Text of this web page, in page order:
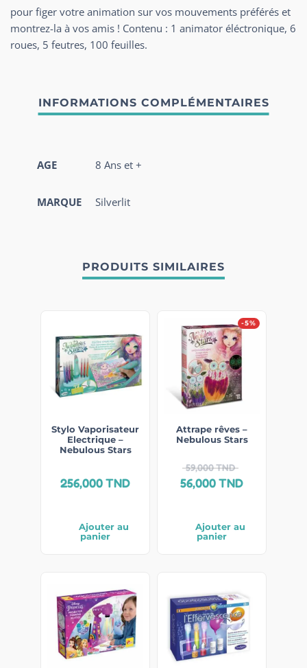
pour figer votre animation sur vos mouvements préférés et
montrez-la à vos amis ! Contenu : 1 animator éléctronique, 6
roues, 5 feutres, 100 feuilles.
AGE 8 Ans et +
MARQUE Silverlit
PRODUITS SIMILAIRES
Stylo Vaporisateur
Electrique –
Nebulous Stars
256,000TND
Ajouter au
panier
-5%
Attrape rêves –
Nebulous Stars
59,000TND
56,000TND
Ajouter au
panier